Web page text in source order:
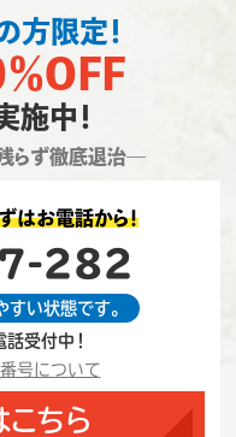
方限定！
OFF
施中！
らず徹底退治―
はお電話から！
282
い状態です。
受付中！
号について
こちら